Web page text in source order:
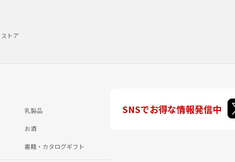
トア
乳製品
お酒
書籍・カタログギフト
SNSでお得な情報発信中